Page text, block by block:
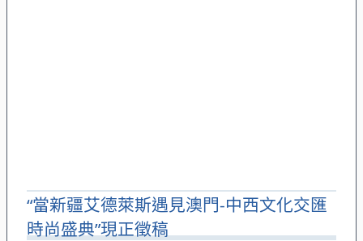
“當新疆艾德萊斯遇見澳門-中西文化交匯
時尚盛典”現正徵稿